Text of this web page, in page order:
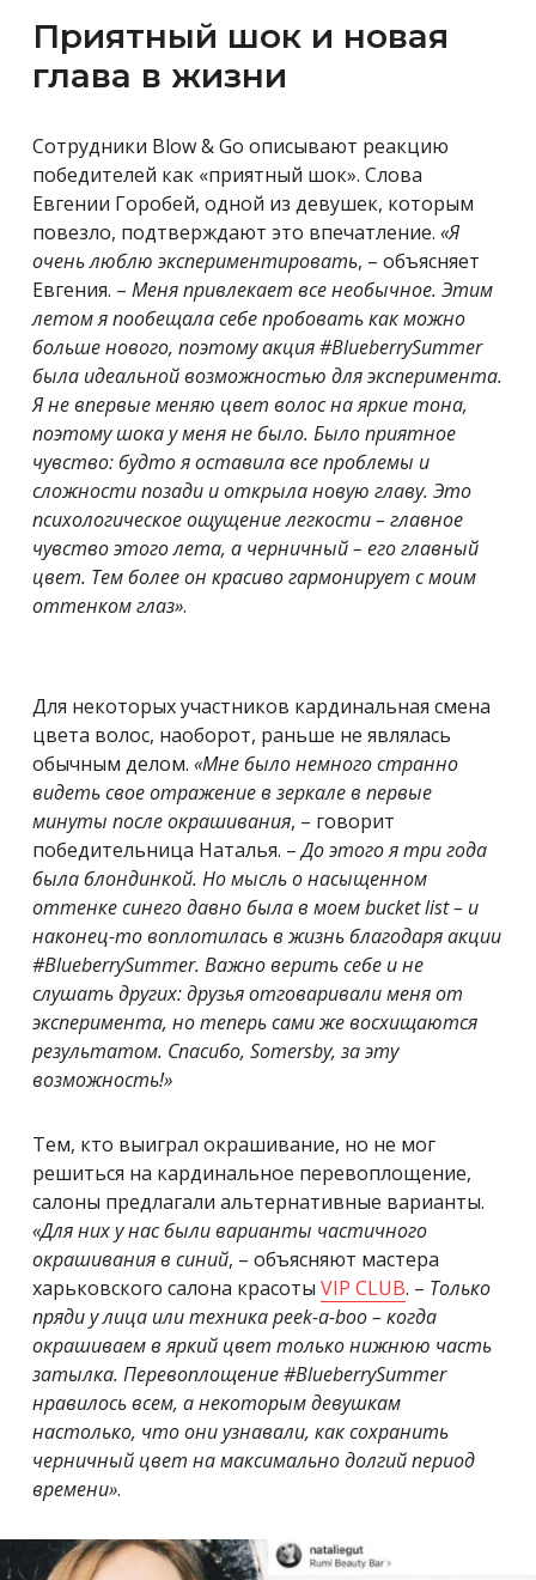
Приятный шок и новая
глава в жизни
Сотрудники Blow & Go описывают реакцию
победителей как «приятный шок». Слова
Евгении Горобей, одной из девушек, которым
повезло, подтверждают это впечатление. «Я
очень люблю экспериментировать, – объясняет
Евгения. – Меня привлекает все необычное. Этим
летом я пообещала себе пробовать как можно
больше нового, поэтому акция #BlueberrySummer
была идеальной возможностью для эксперимента.
Я не впервые меняю цвет волос на яркие тона,
поэтому шока у меня не было. Было приятное
чувство: будто я оставила все проблемы и
сложности позади и открыла новую главу. Это
психологическое ощущение легкости – главное
чувство этого лета, а черничный – его главный
цвет. Тем более он красиво гармонирует с моим
оттенком глаз».
Для некоторых участников кардинальная смена
цвета волос, наоборот, раньше не являлась
обычным делом. «Мне было немного странно
видеть свое отражение в зеркале в первые
минуты после окрашивания, – говорит
победительница Наталья. –До этого я три года
была блондинкой. Но мысль о насыщенном
оттенке синего давно была в моем bucket list – и
наконец-то воплотилась в жизнь благодаря акции
#BlueberrySummer. Важно верить себе и не
слушать других: друзья отговаривали меня от
эксперимента, но теперь сами же восхищаются
результатом. Спасибо, Somersby, за эту
возможность!»
Тем, кто выиграл окрашивание, но не мог
решиться на кардинальное перевоплощение,
салоны предлагали альтернативные варианты.
«Для них у нас были варианты частичного
окрашивания в синий, – объясняют мастера
харьковского салона красоты VIP CLUB. – Только
пряди у лица или техника peek-a-boo – когда
окрашиваем в яркий цвет только нижнюю часть
затылка. Перевоплощение #BlueberrySummer
нравилось всем, а некоторым девушкам
настолько, что они узнавали, как сохранить
черничный цвет на максимально долгий период
времени».